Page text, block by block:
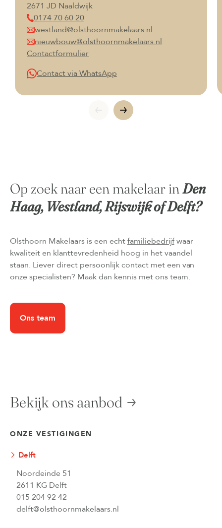
2671 JD Naaldwijk
0174 70 60 20
westland@olsthoornmakelaars.nl
nieuwbouw@olsthoornmakelaars.nl
Contactformulier
Contact via WhatsApp
Op zoek naar een makelaar inDen
Haag, Westland, Rijswijk of Delft?
Olsthoorn Makelaars is een echtfamiliebedrijfwaar
kwaliteit en klanttevredenheid hoog in het vaandel
staan. Liever direct persoonlijk contact met een van
onze specialisten? Maak dan kennis met ons team.
Ons team
Bekijk ons aanbod
ONZE VESTIGINGEN
Delft
Noordeinde 51
2611 KG Delft
015 204 92 42
delft@olsthoornmakelaars.nl